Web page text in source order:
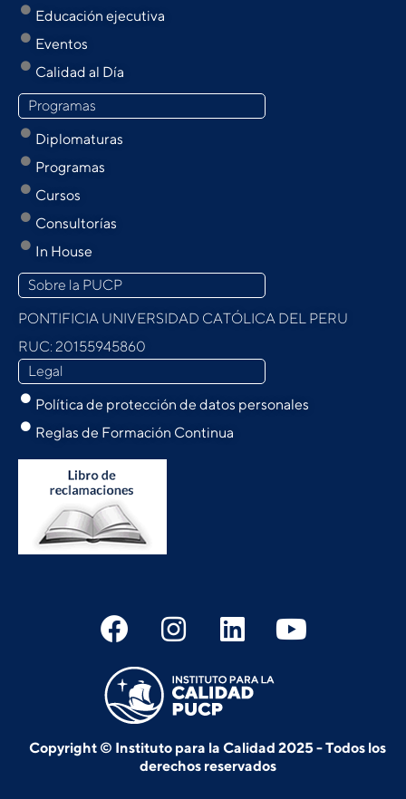
Educación ejecutiva
Eventos
Calidad al Día
Programas
Diplomaturas
Programas
Cursos
Consultorías
In House
Sobre la PUCP
PONTIFICIA UNIVERSIDAD CATÓLICA DEL PERU
RUC: 20155945860
Legal
Política de protección de datos personales
Reglas de Formación Continua
Copyright © Instituto para la Calidad 2025 - Todos los
derechos reservados